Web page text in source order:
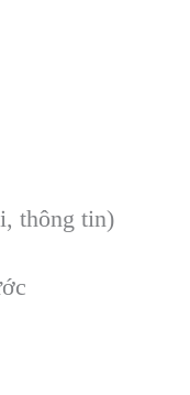
thông tin)